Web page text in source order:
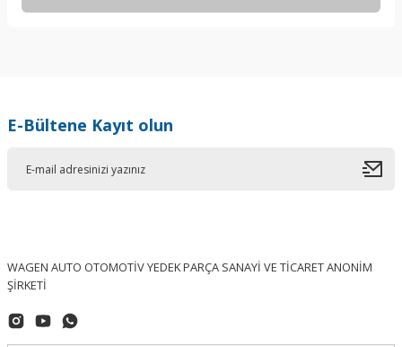
E-Bültene Kayıt olun
WAGEN AUTO OTOMOTİV YEDEK PARÇA SANAYİ VE TİCARET ANONİM
ŞİRKETİ